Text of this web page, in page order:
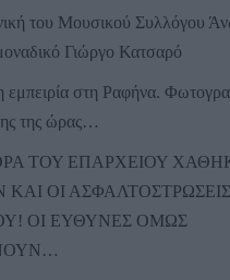
του Μουσικού Συλλόγου
Γιώργο Κατσαρό
εμπειρία στη Ραφήνα.
της ώρας…
ΤΟΥ ΕΠΑΡΧΕΙΟΥ
ΟΙ
ΟΙ ΕΥΘΥΝΕΣ ΟΜΩΣ